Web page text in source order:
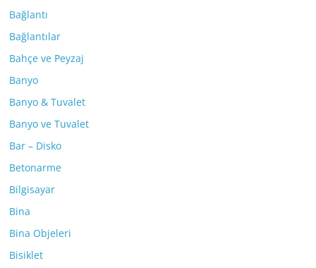
Bağlantı
Bağlantılar
Bahçe ve Peyzaj
Banyo
Banyo & Tuvalet
Banyo ve Tuvalet
Bar – Disko
Betonarme
Bilgisayar
Bina
Bina Objeleri
Bisiklet